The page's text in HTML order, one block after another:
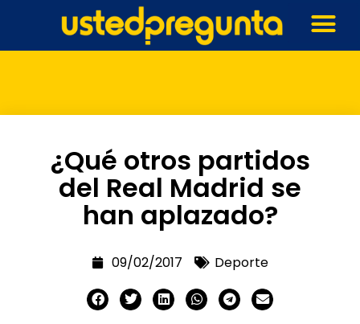
¿Qué otros partidos
del Real Madrid se
han aplazado?
09/02/2017 Deporte